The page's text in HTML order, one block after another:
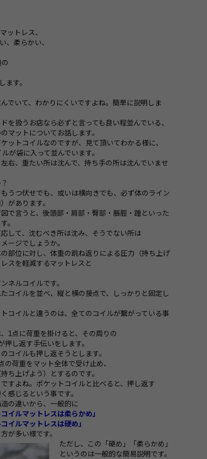
ットレス、
、柔らかい、
す。
でいて、わかりにくいですよね。簡単に説明しま
を扱うお店なら必ずと言っても良い程並んでいる、
マットについてお話します。
ットコイルなのですが、見て頂いてわかる様に、
が袋に入って並んでいます。
左右、重たい所は沈んで、持ち手の所は沈んでいませ
うつ伏せでも、或いは横向きでも、必ず体のライン
があります。
で言うと、後頭部・肩部・臀部・脹脛・踵といった
。
して、沈むべき所は沈み、そうでない所は
ージでしょうか。
部位に対し、体重の跳ね返りによる圧力（持ち上げ
スを軽減するマットレスと
ネルコイルです。
コイルを並べ、縦と横の接点で、しっかりと固定し
コイルと違うのは、全てのコイルが繋がっている事
1点に荷重を掛けると、その周りの
押し返す手伝いをします。
コイルも押し返そうとします。
の荷重をマット全体で受け止め、
ち上げよう）とするのです。
すよね。ポケットコイルと比べると、押し返す
感じるという事です。
の違いから、一般的に
イルマットレスは柔らかめ」
イルマットレスは硬め」
が多い様です。
ただし、この「硬め」「柔らかめ」
というのは一般的な簡易説明です。